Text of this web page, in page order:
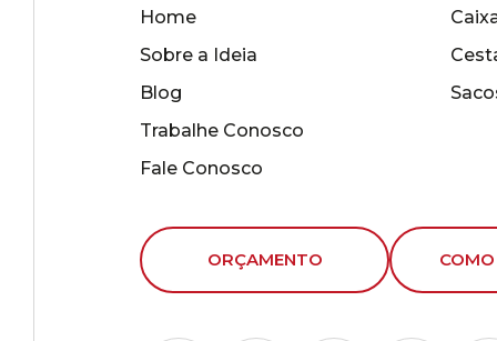
Home
Sobre a Ideia
Blog
Trabalhe Conosco
Fale Conosco
ORÇAMENTO